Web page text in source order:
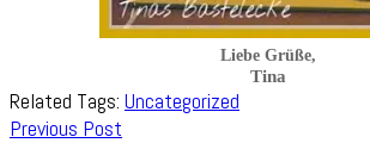
Liebe Grüße,
Tina
Related Tags: Uncategorized
Post
Previous Post